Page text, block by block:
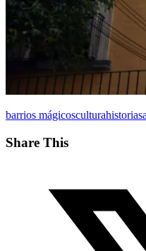
barrios mágicosculturahistoria
Share This